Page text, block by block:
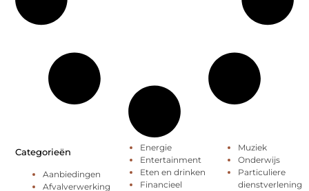
Categorieën
Aanbiedingen
Afvalverwerking
Energie
Entertainment
Eten en drinken
Financieel
Muziek
Onderwijs
Particuliere
dienstverlening